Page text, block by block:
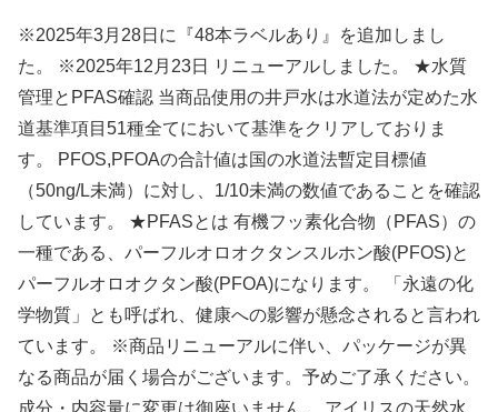
※2025年3月28日に『48本ラベルあり』を追加しまし
た。 ※2025年12月23日 リニューアルしました。 ★水質
管理とPFAS確認 当商品使用の井戸水は水道法が定めた水
道基準項目51種全てにおいて基準をクリアしておりま
す。 PFOS,PFOAの合計値は国の水道法暫定目標値
（50ng/L未満）に対し、1/10未満の数値であることを確認
しています。 ★PFASとは 有機フッ素化合物（PFAS）の
一種である、パーフルオロオクタンスルホン酸(PFOS)と
パーフルオロオクタン酸(PFOA)になります。 「永遠の化
学物質」とも呼ばれ、健康への影響が懸念されると言われ
ています。 ※商品リニューアルに伴い、パッケージが異
なる商品が届く場合がございます。予めご了承ください。